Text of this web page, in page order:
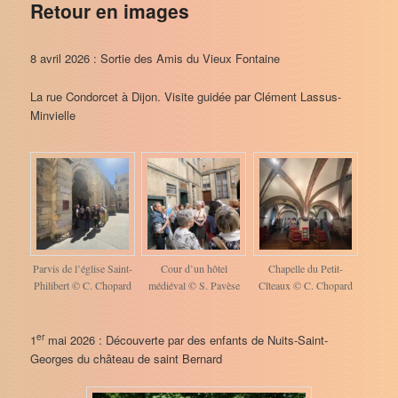
Retour en images
8 avril 2026 : Sortie des Amis du Vieux Fontaine
La rue Condorcet à Dijon. Visite guidée par Clément Lassus-
Minvielle
Parvis de l’église Saint-
Philibert © C. Chopard
Cour d’un hôtel
médiéval © S. Pavèse
Chapelle du Petit-
Cîteaux © C. Chopard
1ermai 2026 : Découverte par des enfants de Nuits-Saint-
Georges du château de saint Bernard